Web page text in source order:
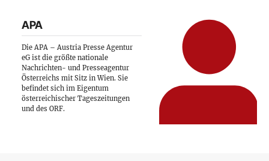
APA
Die APA – Austria Presse Agentur
eG ist die größte nationale
Nachrichten- und Presseagentur
Österreichs mit Sitz in Wien. Sie
befindet sich im Eigentum
österreichischer Tageszeitungen
und des ORF.